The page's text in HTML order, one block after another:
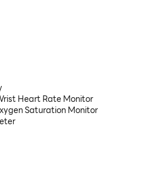
Heart Rate Monitor
Saturation Monitor